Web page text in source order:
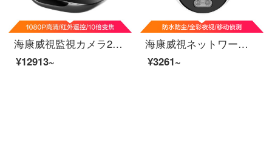
海康威視監視カメラ200万1080 P生放送カメラ高清会議ビデオネットワークコース長距離ビデオ会議カメラ雲台回転カメラU 102 D
¥12913~
海康威視ネットワーク監視カメラ200万高清1080 P昼夜監視臻フルカラー画面携帯電話長非POE半球形カメラ3327 FDWD-LS 4 MM
¥3261~